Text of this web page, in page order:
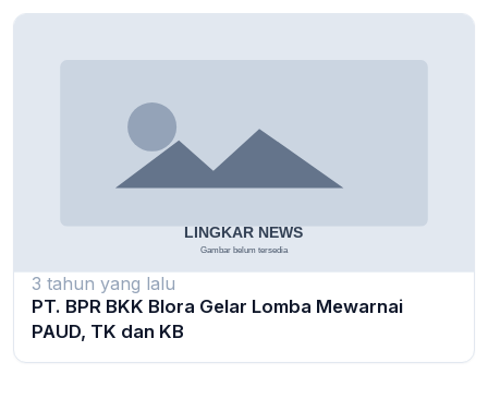
3 tahun yang lalu
PT. BPR BKK Blora Gelar Lomba Mewarnai
PAUD, TK dan KB